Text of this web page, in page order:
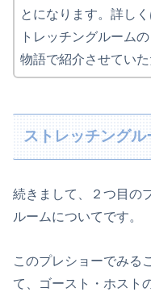
とになります。詳し
トレッチングルーム
物語で紹介させていた
ストレッチングル
続きまして、２つ目の
ルームについてです。
このプレショーでみる
て、ゴースト・ホスト